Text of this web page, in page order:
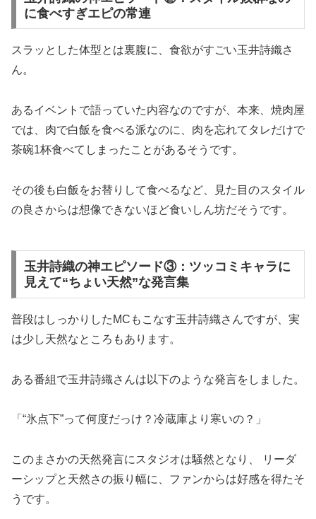
に食べすぎエピの常連
スラッとした体型とは裏腹に、食欲がすごい玉井詩織さ
ん。
あるイベントで語っていた内容なのですが、本来、焼肉屋
では、肉で白飯を食べる派なのに、肉を忘れてタレだけで
茶碗1杯食べてしまったことがあるそうです。
その後も白飯をお替りして食べるなど、見た目のスタイル
の良さからは想像できないほど食いしん坊だそうです。
玉井詩織の神エピソード③：ツッコミキャラに
見えて“ちょい天然”な発言集
普段はしっかりしたMCもこなす玉井詩織さんですが、実
は少し天然なところもあります。
ある番組で玉井詩織さんは以下のような発言をしました。
「“氷点下”って何度だっけ？冷蔵庫より寒いの？」
このまさかの天然発言にスタジオは騒然となり、 リーダ
ーシップと天然さの振り幅に、ファンからは好感を得たそ
うです。